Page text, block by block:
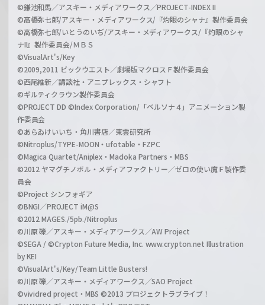
©鎌池和馬／アスキー・メディアワークス／PROJECT-INDEX II
©高橋弥七郎/アスキー・メディアワークス/『灼眼のシャナ』製作委員会
©高橋弥七郎/いとうのいぢ/アスキー・メディアワークス/『灼眼のシャ
ナII』製作委員会/ＭＢＳ
©VisualArt's/Key
©2009,2011 ビックウエスト／劇場版マクロスＦ製作委員会
©西尾維新／講談社・アニプレックス・シャフト
©ギルティクラウン製作委員会
©PROJECT DD ©Index Corporation/「ペルソナ４」アニメーション製
作委員会
©あらゐけいいち・角川書店／東雲研究所
©Nitroplus/TYPE-MOON・ufotable・FZPC
©Magica Quartet/Aniplex・Madoka Partners・MBS
©2012 ヤマグチノボル・メディアファクトリー／ゼロの使い魔Ｆ製作委
員会
©Project シンフォギア
©BNGI／PROJECT iM@S
©2012 MAGES./5pb./Nitroplus
©川原 礫／アスキー・メディアワークス／AW Project
©SEGA / ©Crypton Future Media, Inc. www.crypton.net Illustration
by KEI
©VisualArt's/Key/Team Little Busters!
©川原 礫／アスキー・メディアワークス／SAO Project
©vividred project・MBS ©2013 プロジェクトラブライブ！